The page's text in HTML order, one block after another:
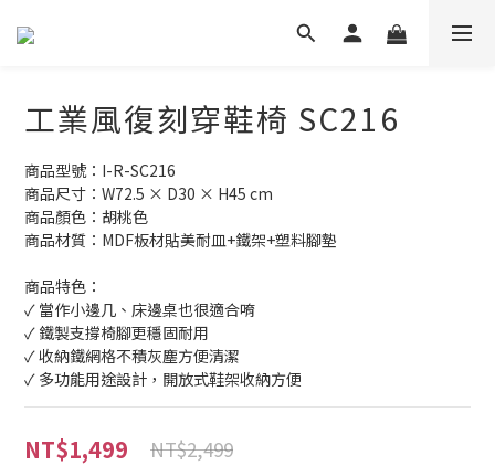
工業風復刻穿鞋椅 SC216
商品型號：I-R-SC216
商品尺寸：W72.5 × D30 × H45 cm
商品顏色：胡桃色
商品材質：MDF板材貼美耐皿+鐵架+塑料腳墊
商品特色：
✓ 當作小邊几、床邊桌也很適合唷
✓ 鐵製支撐椅腳更穩固耐用
✓ 收納鐵網格不積灰塵方便清潔
✓ 多功能用途設計，開放式鞋架收納方便
NT$1,499 NT$2,499